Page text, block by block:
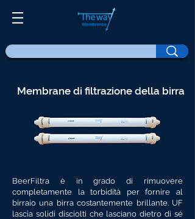
BeerFiltra è in grado di rimuovere
completamente la torbidità per fornire al
birraio una birra costantemente brillante. UF
lascia solidi disciolti che lasciano dietro di sé
Membrane di filtrazione della birra